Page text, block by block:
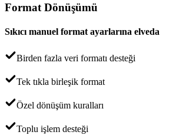
Format Dönüşümü
Sıkıcı manuel format ayarlarına elveda
Birden fazla veri formatı desteği
Tek tıkla birleşik format
Özel dönüşüm kuralları
Toplu işlem desteği